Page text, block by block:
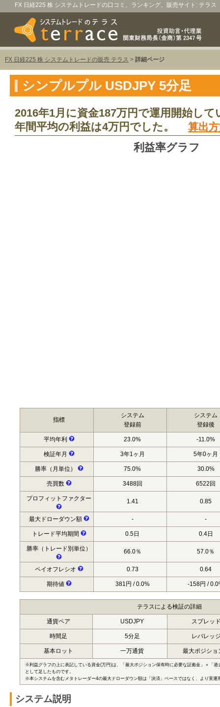
FX 日経225 株 システムトレードの口コミ、ランキング、販売サイト: テラス
FX 日経225 株 システムトレードの販売 テラス > 詳細ページ
シンプルプル USDJPY 5分足
2016年1月に資金187万円で運用開始し
年間平均の利益は4万円でした。 算出
利益率グラフ
指標
システム
登録前
システム
登録後
平均年利 23.0% -11.0%
検証年月 3年1ヶ月 5年0ヶ月
勝率（月単位） 75.0% 30.0%
売買数 3488回 6522回
プロフィットファクター 1.41 0.85
最大ドローダウン額 - -
トレード平均期間 0.5日 0.4日
勝率（トレード別単位） 66.0％ 57.0％
ペイオフレシオ 0.73 0.64
期待値 381円 / 0.0% -158円 /
テラスによる検証の詳細
通貨ペア USDJPY スプレッ
時間足 5分足 レバレッ
基本ロット 一万通貨 最大ポジショ
※利益グラフの上に表記している資金(万円)は、「最大ポジション保有時に必要な証拠金」＋「
として足したものです。
※本システムを含むメタトレーダー4の最大ドローダウン額は「決済」ベースではなく、より実運
システム説明